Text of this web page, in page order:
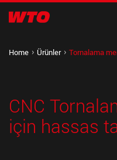
Home Ürünler Tornalama
CNC
için hassas